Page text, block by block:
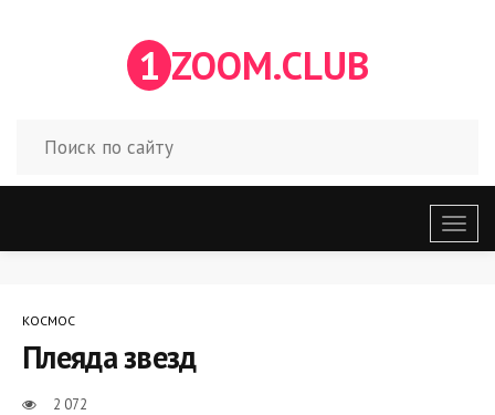
1 ZOOM.CLUB
меню
КОСМОС
Плеяда звезд
2 072